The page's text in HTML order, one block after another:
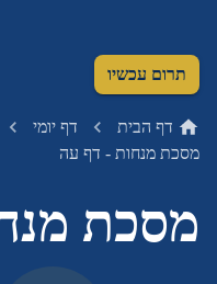
תרום עכשיו
דף הבית דף יומי
מסכת מנחות - דף עה
מסכת